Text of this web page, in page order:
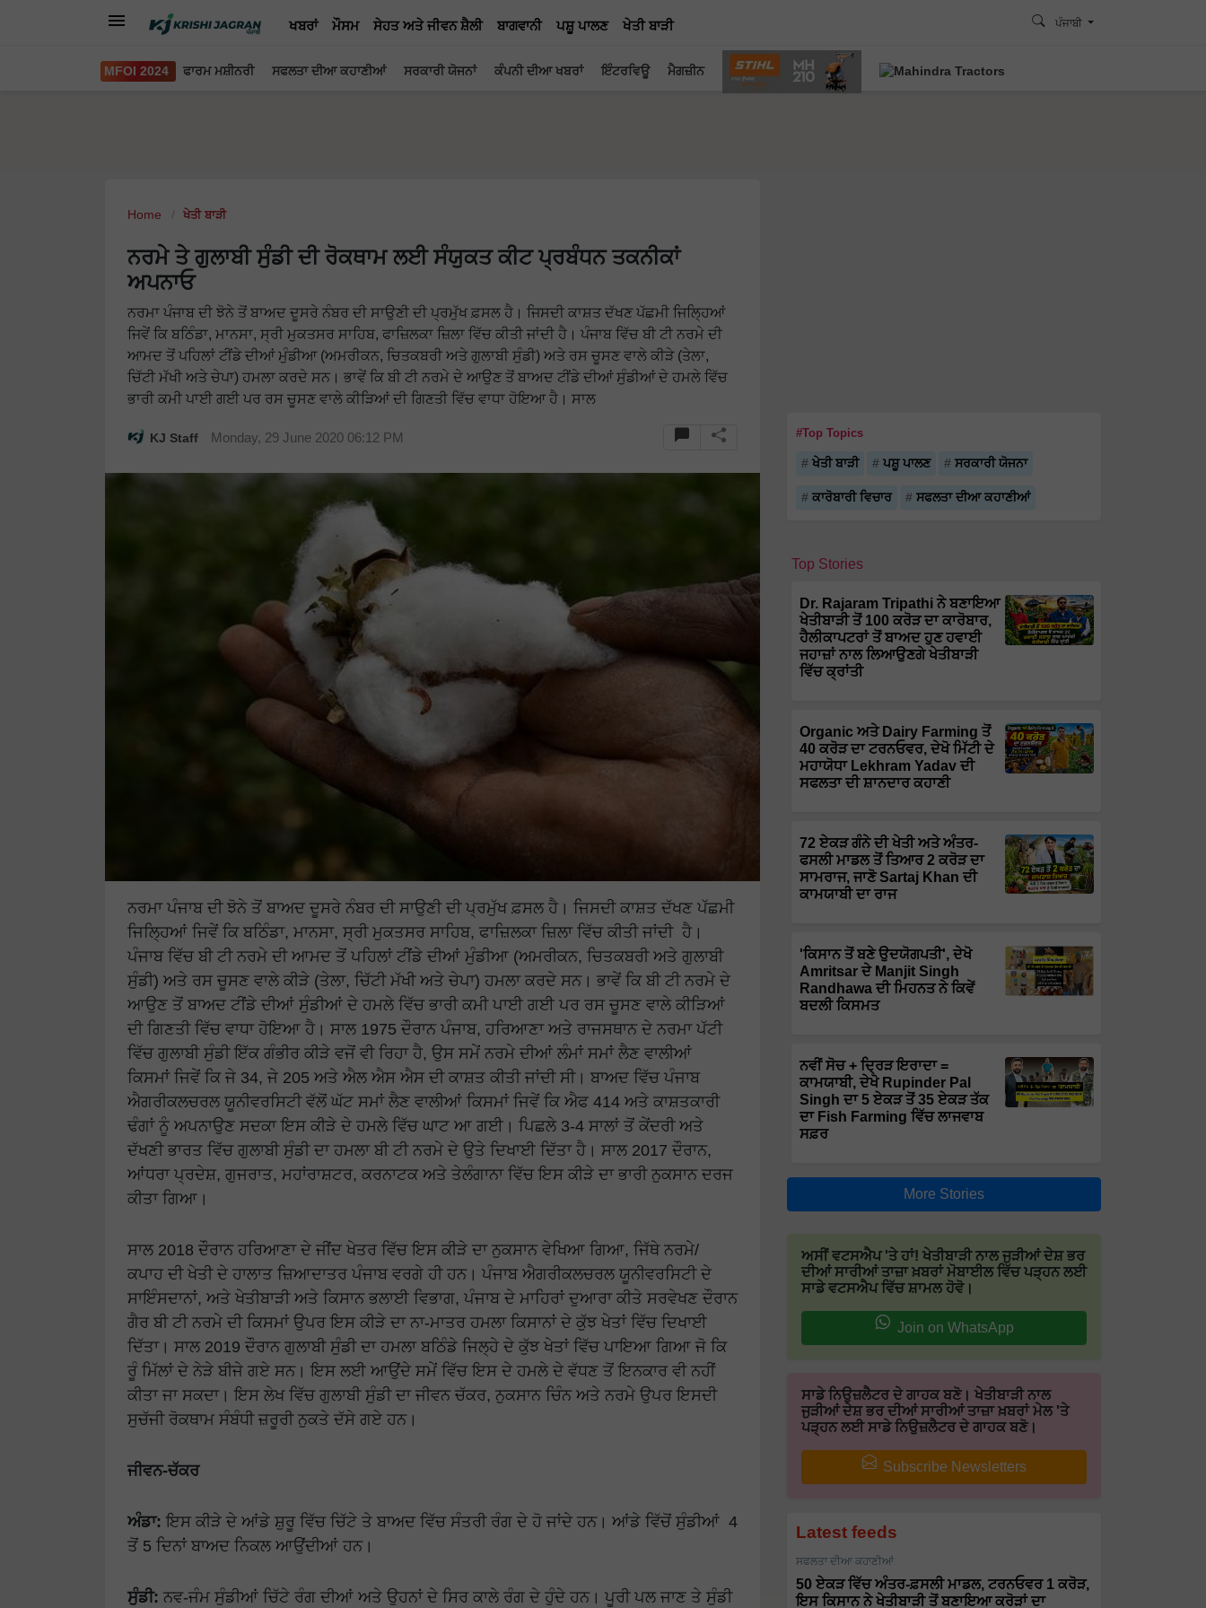
ਖਬਰਾਂ ਮੌਸਮ ਸੇਹਤ ਅਤੇ ਜੀਵਨ ਸ਼ੈਲੀ ਬਾਗਵਾਨੀ ਪਸ਼ੂ ਪਾਲਣ ਖੇਤੀ ਬਾੜੀ ਪੰਜਾਬੀ
MFOI 2024 ਫਾਰਮ ਮਸ਼ੀਨਰੀ ਸਫਲਤਾ ਦੀਆ ਕਹਾਣੀਆਂ ਸਰਕਾਰੀ ਯੋਜਨਾਂ ਕੰਪਨੀ ਦੀਆ ਖਬਰਾਂ ਇੰਟਰਵਿਊ ਮੈਗਜ਼ੀਨ
Home ਖੇਤੀ ਬਾੜੀ
ਨਰਮੇ ਤੇ ਗੁਲਾਬੀ ਸੁੰਡੀ ਦੀ ਰੋਕਥਾਮ ਲਈ ਸੰਯੁਕਤ ਕੀਟ ਪ੍ਰਬੰਧਨ ਤਕਨੀਕਾਂ
ਅਪਨਾਓ
ਨਰਮਾ ਪੰਜਾਬ ਦੀ ਝੋਨੇ ਤੋਂ ਬਾਅਦ ਦੂਸਰੇ ਨੰਬਰ ਦੀ ਸਾਉਣੀ ਦੀ ਪ੍ਰਮੁੱਖ ਫ਼ਸਲ ਹੈ। ਜਿਸਦੀ ਕਾਸ਼ਤ ਦੱਖਣ ਪੱਛਮੀ ਜਿਲ੍ਹਿਆਂ
ਜਿਵੇਂ ਕਿ ਬਠਿੰਡਾ, ਮਾਨਸਾ, ਸ੍ਰੀ ਮੁਕਤਸਰ ਸਾਹਿਬ, ਫਾਜ਼ਿਲਕਾ ਜ਼ਿਲਾ ਵਿੱਚ ਕੀਤੀ ਜਾਂਦੀ ਹੈ। ਪੰਜਾਬ ਵਿੱਚ ਬੀ ਟੀ ਨਰਮੇ ਦੀ
ਆਮਦ ਤੋਂ ਪਹਿਲਾਂ ਟੀਂਡੇ ਦੀਆਂ ਮੁੰਡੀਆ (ਅਮਰੀਕਨ, ਚਿਤਕਬਰੀ ਅਤੇ ਗੁਲਾਬੀ ਸੁੰਡੀ) ਅਤੇ ਰਸ ਚੂਸਣ ਵਾਲੇ ਕੀੜੇ (ਤੇਲਾ,
ਚਿੱਟੀ ਮੱਖੀ ਅਤੇ ਚੇਪਾ) ਹਮਲਾ ਕਰਦੇ ਸਨ। ਭਾਵੇਂ ਕਿ ਬੀ ਟੀ ਨਰਮੇ ਦੇ ਆਉਣ ਤੋਂ ਬਾਅਦ ਟੀਂਡੇ ਦੀਆਂ ਸੁੰਡੀਆਂ ਦੇ ਹਮਲੇ ਵਿੱਚ
ਭਾਰੀ ਕਮੀ ਪਾਈ ਗਈ ਪਰ ਰਸ ਚੂਸਣ ਵਾਲੇ ਕੀੜਿਆਂ ਦੀ ਗਿਣਤੀ ਵਿੱਚ ਵਾਧਾ ਹੋਇਆ ਹੈ। ਸਾਲ
KJ Staff Monday, 29 June 2020 06:12 PM
ਨਰਮਾ ਪੰਜਾਬ ਦੀ ਝੋਨੇ ਤੋਂ ਬਾਅਦ ਦੂਸਰੇ ਨੰਬਰ ਦੀ ਸਾਉਣੀ ਦੀ ਪ੍ਰਮੁੱਖ ਫ਼ਸਲ ਹੈ। ਜਿਸਦੀ ਕਾਸ਼ਤ ਦੱਖਣ ਪੱਛਮੀ
ਜਿਲ੍ਹਿਆਂ ਜਿਵੇਂ ਕਿ ਬਠਿੰਡਾ, ਮਾਨਸਾ, ਸ੍ਰੀ ਮੁਕਤਸਰ ਸਾਹਿਬ, ਫਾਜ਼ਿਲਕਾ ਜ਼ਿਲਾ ਵਿੱਚ ਕੀਤੀ ਜਾਂਦੀ ਹੈ।
ਪੰਜਾਬ ਵਿੱਚ ਬੀ ਟੀ ਨਰਮੇ ਦੀ ਆਮਦ ਤੋਂ ਪਹਿਲਾਂ ਟੀਂਡੇ ਦੀਆਂ ਮੁੰਡੀਆ (ਅਮਰੀਕਨ, ਚਿਤਕਬਰੀ ਅਤੇ ਗੁਲਾਬੀ
ਸੁੰਡੀ) ਅਤੇ ਰਸ ਚੂਸਣ ਵਾਲੇ ਕੀੜੇ (ਤੇਲਾ, ਚਿੱਟੀ ਮੱਖੀ ਅਤੇ ਚੇਪਾ) ਹਮਲਾ ਕਰਦੇ ਸਨ। ਭਾਵੇਂ ਕਿ ਬੀ ਟੀ ਨਰਮੇ ਦੇ
ਆਉਣ ਤੋਂ ਬਾਅਦ ਟੀਂਡੇ ਦੀਆਂ ਸੁੰਡੀਆਂ ਦੇ ਹਮਲੇ ਵਿੱਚ ਭਾਰੀ ਕਮੀ ਪਾਈ ਗਈ ਪਰ ਰਸ ਚੂਸਣ ਵਾਲੇ ਕੀੜਿਆਂ
ਦੀ ਗਿਣਤੀ ਵਿੱਚ ਵਾਧਾ ਹੋਇਆ ਹੈ। ਸਾਲ 1975 ਦੌਰਾਨ ਪੰਜਾਬ, ਹਰਿਆਣਾ ਅਤੇ ਰਾਜਸਥਾਨ ਦੇ ਨਰਮਾ ਪੱਟੀ
ਵਿੱਚ ਗੁਲਾਬੀ ਸੁੰਡੀ ਇੱਕ ਗੰਭੀਰ ਕੀੜੇ ਵਜੋਂ ਵੀ ਰਿਹਾ ਹੈ, ਉਸ ਸਮੇਂ ਨਰਮੇ ਦੀਆਂ ਲੰਮਾਂ ਸਮਾਂ ਲੈਣ ਵਾਲੀਆਂ
ਕਿਸਮਾਂ ਜਿਵੇਂ ਕਿ ਜੇ 34, ਜੇ 205 ਅਤੇ ਐਲ ਐਸ ਐਸ ਦੀ ਕਾਸ਼ਤ ਕੀਤੀ ਜਾਂਦੀ ਸੀ। ਬਾਅਦ ਵਿੱਚ ਪੰਜਾਬ
ਐਗਰੀਕਲਚਰਲ ਯੂਨੀਵਰਸਿਟੀ ਵੱਲੋਂ ਘੱਟ ਸਮਾਂ ਲੈਣ ਵਾਲੀਆਂ ਕਿਸਮਾਂ ਜਿਵੇਂ ਕਿ ਐਫ 414 ਅਤੇ ਕਾਸ਼ਤਕਾਰੀ
ਢੰਗਾਂ ਨੂੰ ਅਪਨਾਉਣ ਸਦਕਾ ਇਸ ਕੀੜੇ ਦੇ ਹਮਲੇ ਵਿੱਚ ਘਾਟ ਆ ਗਈ। ਪਿਛਲੇ 3-4 ਸਾਲਾਂ ਤੋਂ ਕੇਂਦਰੀ ਅਤੇ
ਦੱਖਣੀ ਭਾਰਤ ਵਿੱਚ ਗੁਲਾਬੀ ਸੁੰਡੀ ਦਾ ਹਮਲਾ ਬੀ ਟੀ ਨਰਮੇ ਦੇ ਉਤੇ ਦਿਖਾਈ ਦਿੱਤਾ ਹੈ। ਸਾਲ 2017 ਦੌਰਾਨ,
ਆਂਧਰਾ ਪ੍ਰਦੇਸ਼, ਗੁਜਰਾਤ, ਮਹਾਂਰਾਸ਼ਟਰ, ਕਰਨਾਟਕ ਅਤੇ ਤੇਲੰਗਾਨਾ ਵਿੱਚ ਇਸ ਕੀੜੇ ਦਾ ਭਾਰੀ ਨੁਕਸਾਨ ਦਰਜ
ਕੀਤਾ ਗਿਆ।
ਸਾਲ 2018 ਦੌਰਾਨ ਹਰਿਆਣਾ ਦੇ ਜੀਂਦ ਖੇਤਰ ਵਿੱਚ ਇਸ ਕੀੜੇ ਦਾ ਨੁਕਸਾਨ ਵੇਖਿਆ ਗਿਆ, ਜਿੱਥੇ ਨਰਮੇ/
ਕਪਾਹ ਦੀ ਖੇਤੀ ਦੇ ਹਾਲਾਤ ਜ਼ਿਆਦਾਤਰ ਪੰਜਾਬ ਵਰਗੇ ਹੀ ਹਨ। ਪੰਜਾਬ ਐਗਰੀਕਲਚਰਲ ਯੂਨੀਵਰਸਿਟੀ ਦੇ
ਸਾਇੰਸਦਾਨਾਂ, ਅਤੇ ਖੇਤੀਬਾੜੀ ਅਤੇ ਕਿਸਾਨ ਭਲਾਈ ਵਿਭਾਗ, ਪੰਜਾਬ ਦੇ ਮਾਹਿਰਾਂ ਦੁਆਰਾ ਕੀਤੇ ਸਰਵੇਖਣ ਦੌਰਾਨ
ਗੈਰ ਬੀ ਟੀ ਨਰਮੇ ਦੀ ਕਿਸਮਾਂ ਉਪਰ ਇਸ ਕੀੜੇ ਦਾ ਨਾ-ਮਾਤਰ ਹਮਲਾ ਕਿਸਾਨਾਂ ਦੇ ਕੁੱਝ ਖੇਤਾਂ ਵਿੱਚ ਦਿਖਾਈ
ਦਿੱਤਾ। ਸਾਲ 2019 ਦੌਰਾਨ ਗੁਲਾਬੀ ਸੁੰਡੀ ਦਾ ਹਮਲਾ ਬਠਿੰਡੇ ਜਿਲ੍ਹੇ ਦੇ ਕੁੱਝ ਖੇਤਾਂ ਵਿੱਚ ਪਾਇਆ ਗਿਆ ਜੋ ਕਿ
ਰੂੰ ਮਿੱਲਾਂ ਦੇ ਨੇੜੇ ਬੀਜੇ ਗਏ ਸਨ। ਇਸ ਲਈ ਆਉਂਦੇ ਸਮੇਂ ਵਿੱਚ ਇਸ ਦੇ ਹਮਲੇ ਦੇ ਵੱਧਣ ਤੋਂ ਇਨਕਾਰ ਵੀ ਨਹੀਂ
ਕੀਤਾ ਜਾ ਸਕਦਾ। ਇਸ ਲੇਖ ਵਿੱਚ ਗੁਲਾਬੀ ਸੁੰਡੀ ਦਾ ਜੀਵਨ ਚੱਕਰ, ਨੁਕਸਾਨ ਚਿੰਨ ਅਤੇ ਨਰਮੇ ਉਪਰ ਇਸਦੀ
ਸੁਚੱਜੀ ਰੋਕਥਾਮ ਸੰਬੰਧੀ ਜ਼ਰੂਰੀ ਨੁਕਤੇ ਦੱਸੇ ਗਏ ਹਨ।
ਜੀਵਨ-ਚੱਕਰ
ਅੰਡਾ: ਇਸ ਕੀੜੇ ਦੇ ਆਂਡੇ ਸ਼ੁਰੂ ਵਿੱਚ ਚਿੱਟੇ ਤੇ ਬਾਅਦ ਵਿੱਚ ਸੰਤਰੀ ਰੰਗ ਦੇ ਹੋ ਜਾਂਦੇ ਹਨ। ਆਂਡੇ ਵਿੱਚੋਂ ਸੁੰਡੀਆਂ 4
ਤੋਂ 5 ਦਿਨਾਂ ਬਾਅਦ ਨਿਕਲ ਆਉਂਦੀਆਂ ਹਨ।
ਸੁੰਡੀ: ਨਵ-ਜੰਮ ਸੁੰਡੀਆਂ ਚਿੱਟੇ ਰੰਗ ਦੀਆਂ ਅਤੇ ਉਹਨਾਂ ਦੇ ਸਿਰ ਕਾਲੇ ਰੰਗ ਦੇ ਹੁੰਦੇ ਹਨ। ਪੂਰੀ ਪਲ ਜਾਣ ਤੇ ਸੁੰਡੀ
#Top Topics
ਖੇਤੀ ਬਾੜੀ ਪਸ਼ੂ ਪਾਲਣ ਸਰਕਾਰੀ ਯੋਜਨਾ
ਕਾਰੋਬਾਰੀ ਵਿਚਾਰ ਸਫਲਤਾ ਦੀਆ ਕਹਾਣੀਆਂ
Top Stories
Dr. Rajaram Tripathi ਨੇ ਬਣਾਇਆ
ਖੇਤੀਬਾੜੀ ਤੋਂ 100 ਕਰੋੜ ਦਾ ਕਾਰੋਬਾਰ,
ਹੈਲੀਕਾਪਟਰਾਂ ਤੋਂ ਬਾਅਦ ਹੁਣ ਹਵਾਈ
ਜਹਾਜ਼ਾਂ ਨਾਲ ਲਿਆਉਣਗੇ ਖੇਤੀਬਾੜੀ
ਵਿੱਚ ਕ੍ਰਾਂਤੀ
Organic ਅਤੇ Dairy Farming ਤੋਂ
40 ਕਰੋੜ ਦਾ ਟਰਨਓਵਰ, ਦੇਖੋ ਮਿੱਟੀ ਦੇ
ਮਹਾਯੋਧਾ Lekhram Yadav ਦੀ
ਸਫਲਤਾ ਦੀ ਸ਼ਾਨਦਾਰ ਕਹਾਣੀ
72 ਏਕੜ ਗੰਨੇ ਦੀ ਖੇਤੀ ਅਤੇ ਅੰਤਰ-
ਫਸਲੀ ਮਾਡਲ ਤੋਂ ਤਿਆਰ 2 ਕਰੋੜ ਦਾ
ਸਾਮਰਾਜ, ਜਾਣੋ Sartaj Khan ਦੀ
ਕਾਮਯਾਬੀ ਦਾ ਰਾਜ
'ਕਿਸਾਨ ਤੋਂ ਬਣੇ ਉਦਯੋਗਪਤੀ', ਦੇਖੋ
Amritsar ਦੇ Manjit Singh
Randhawa ਦੀ ਮਿਹਨਤ ਨੇ ਕਿਵੇਂ
ਬਦਲੀ ਕਿਸਮਤ
ਨਵੀਂ ਸੋਚ + ਦ੍ਰਿੜ ਇਰਾਦਾ =
ਕਾਮਯਾਬੀ, ਦੇਖੋ Rupinder Pal
Singh ਦਾ 5 ਏਕੜ ਤੋਂ 35 ਏਕੜ ਤੱਕ
ਦਾ Fish Farming ਵਿੱਚ ਲਾਜਵਾਬ
ਸਫ਼ਰ
More Stories
ਅਸੀਂ ਵਟਸਐਪ 'ਤੇ ਹਾਂ! ਖੇਤੀਬਾੜੀ ਨਾਲ ਜੁੜੀਆਂ ਦੇਸ਼ ਭਰ
ਦੀਆਂ ਸਾਰੀਆਂ ਤਾਜ਼ਾ ਖ਼ਬਰਾਂ ਮੋਬਾਈਲ ਵਿੱਚ ਪੜ੍ਹਨ ਲਈ
ਸਾਡੇ ਵਟਸਐਪ ਵਿੱਚ ਸ਼ਾਮਲ ਹੋਵੋ।
Join on WhatsApp
ਸਾਡੇ ਨਿਉਜ਼ਲੈਟਰ ਦੇ ਗਾਹਕ ਬਣੋ। ਖੇਤੀਬਾੜੀ ਨਾਲ
ਜੁੜੀਆਂ ਦੇਸ਼ ਭਰ ਦੀਆਂ ਸਾਰੀਆਂ ਤਾਜ਼ਾ ਖ਼ਬਰਾਂ ਮੇਲ 'ਤੇ
ਪੜ੍ਹਨ ਲਈ ਸਾਡੇ ਨਿਉਜ਼ਲੈਟਰ ਦੇ ਗਾਹਕ ਬਣੋ।
Subscribe Newsletters
Latest feeds
ਸਫਲਤਾ ਦੀਆ ਕਹਾਣੀਆਂ
50 ਏਕੜ ਵਿੱਚ ਅੰਤਰ-ਫ਼ਸਲੀ ਮਾਡਲ, ਟਰਨਓਵਰ 1 ਕਰੋੜ,
ਇਸ ਕਿਸਾਨ ਨੇ ਖੇਤੀਬਾੜੀ ਤੋਂ ਬਣਾਇਆ ਕਰੋੜਾਂ ਦਾ